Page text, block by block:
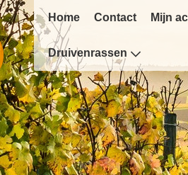
Home Contact Mijn
Druivenrassen